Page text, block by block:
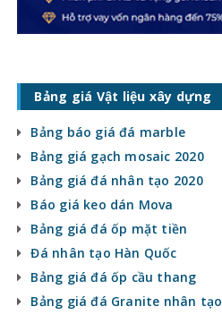
Bảng giá Vật liệu xây dựng
Bảng báo giá đá marble
Bảng giá gạch mosaic 2020
Bảng giá đá nhân tạo 2020
Báo giá keo dán Mova
Bảng giá đá ốp mặt tiền
Đá nhân tạo Hàn Quốc
Bảng giá đá ốp cầu thang
Bảng giá đá Granite nhân tạo